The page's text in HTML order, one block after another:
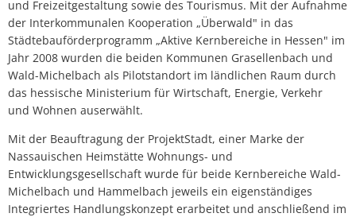
und Freizeitgestaltung sowie des Tourismus. Mit der Aufnahme
der Interkommunalen Kooperation „Überwald" in das
Städtebauförderprogramm „Aktive Kernbereiche in Hessen" im
Jahr 2008 wurden die beiden Kommunen Grasellenbach und
Wald-Michelbach als Pilotstandort im ländlichen Raum durch
das hessische Ministerium für Wirtschaft, Energie, Verkehr
und Wohnen auserwählt.
Mit der Beauftragung der ProjektStadt, einer Marke der
Nassauischen Heimstätte Wohnungs- und
Entwicklungsgesellschaft wurde für beide Kernbereiche Wald-
Michelbach und Hammelbach jeweils ein eigenständiges
Integriertes Handlungskonzept erarbeitet und anschließend im